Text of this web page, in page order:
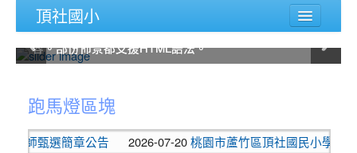
頂社國小
主選單
認識頂社
頂社相簿
您可以從佈景管理的後台設定畫面修改這部份內容，除
了可以上傳滑動圖片外，也可以自己輸入圖片說明內
容。部份佈景都支援HTML語法。
您可以從佈景管理的後台設定畫面修改這部份內容，除
了可以上傳滑動圖片外，也可以自己輸入圖片說明內
容。部份佈景都支援HTML語法。
您可以從佈景管理的後台設定畫面修改這部份內容，除
了可以上傳滑動圖片外，也可以自己輸入圖片說明內
容。部份佈景都支援HTML語法。
您可以從佈景管理的後台設定畫面修改這部份內容，除
了可以上傳滑動圖片外，也可以自己輸入圖片說明內
容。部份佈景都支援HTML語法。
您可以從佈景管理的後台設定畫面修改這部份內容，除
了可以上傳滑動圖片外，也可以自己輸入圖片說明內
容。部份佈景都支援HTML語法。
您可以從佈景管理的後台設定畫面修改這部份內容，除
了可以上傳滑動圖片外，也可以自己輸入圖片說明內
容。部份佈景都支援HTML語法。
跑馬燈區塊
教師甄選簡章公告 2026-07-20桃園市蘆竹區頂社國民小學115